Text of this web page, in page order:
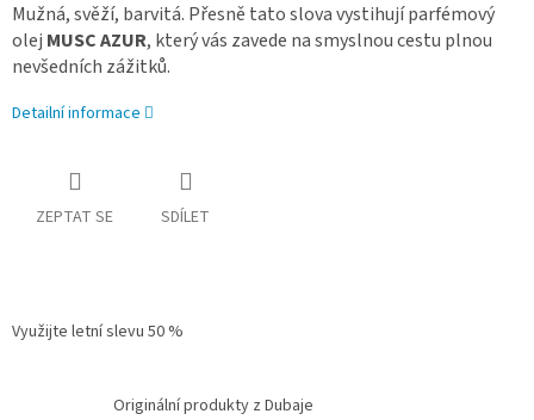
Mužná, svěží, barvitá. Přesně tato slova vystihují parfémový
olej MUSC AZUR, který vás zavede na smyslnou cestu plnou
nevšedních zážitků.
Detailní informace
ZEPTAT SE SDÍLET
Využijte letní slevu 50 %
Originální produkty z Dubaje